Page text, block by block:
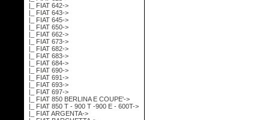
|_ FIAT 642->
|_ FIAT 643->
|_ FIAT 645->
|_ FIAT 650->
|_ FIAT 662->
|_ FIAT 673->
|_ FIAT 682->
|_ FIAT 683->
|_ FIAT 684->
|_ FIAT 690->
|_ FIAT 691->
|_ FIAT 693->
|_ FIAT 697->
|_ FIAT 850 BERLINA E COUPE'->
|_ FIAT 850 T - 900 T -900 E - 600T->
|_ FIAT ARGENTA->